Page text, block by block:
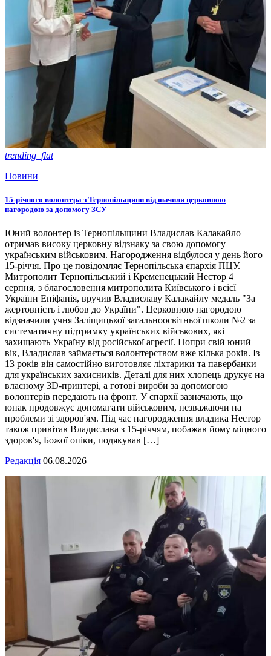
trending_flat
Новини
15-річного волонтера з Тернопільщини відзначили церковною
нагородою за допомогу ЗСУ
Юний волонтер із Тернопільщини Владислав Калакайло
отримав високу церковну відзнаку за свою допомогу
українським військовим. Нагородження відбулося у день його
15-річчя. Про це повідомляє Тернопільська єпархія ПЦУ.
Митрополит Тернопільський і Кременецький Нестор 4
серпня, з благословення митрополита Київського і всієї
України Епіфанія, вручив Владиславу Калакайлу медаль "За
жертовність і любов до України". Церковною нагородою
відзначили учня Заліщицької загальноосвітньої школи №2 за
систематичну підтримку українських військових, які
захищають Україну від російської агресії. Попри свій юний
вік, Владислав займається волонтерством вже кілька років. Із
13 років він самостійно виготовляє ліхтарики та павербанки
для українських захисників. Деталі для них хлопець друкує на
власному 3D-принтері, а готові вироби за допомогою
волонтерів передають на фронт. У єпархії зазначають, що
юнак продовжує допомагати військовим, незважаючи на
проблеми зі здоров'ям. Під час нагородження владика Нестор
також привітав Владислава з 15-річчям, побажав йому міцного
здоров'я, Божої опіки, подякував […]
Редакція 06.08.2026